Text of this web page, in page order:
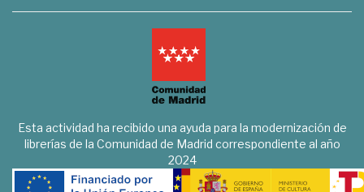
Esta actividad ha recibido una ayuda para la modernización de
librerías de la Comunidad de Madrid correspondiente al año
2024